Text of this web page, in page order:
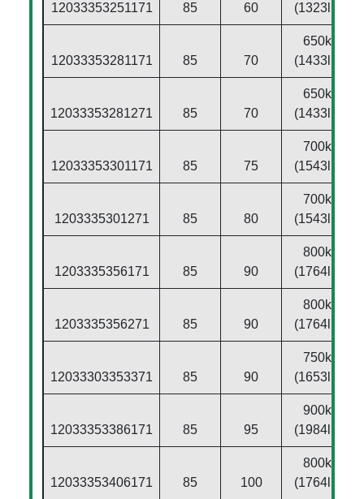
12033353251171 85 60
(1323lbs)
12033353281171 85 70
650kg
(1433lbs)
12033353281271 85 70
650kg
(1433lbs)
12033353301171 85 75
700kg
(1543lbs)
1203335301271 85 80
700kg
(1543lbs)
1203335356171 85 90
800kg
(1764lbs)
1203335356271 85 90
800kg
(1764lbs)
12033303353371 85 90
750kg
(1653lbs)
12033353386171 85 95
900kg
(1984lbs)
12033353406171 85 100
800kg
(1764lbs)